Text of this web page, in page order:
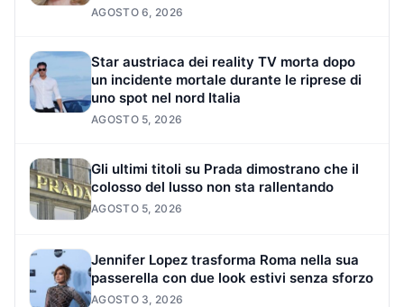
AGOSTO 6, 2026
Star austriaca dei reality TV morta dopo
un incidente mortale durante le riprese di
uno spot nel nord Italia
AGOSTO 5, 2026
Gli ultimi titoli su Prada dimostrano che il
colosso del lusso non sta rallentando
AGOSTO 5, 2026
Jennifer Lopez trasforma Roma nella sua
passerella con due look estivi senza sforzo
AGOSTO 3, 2026